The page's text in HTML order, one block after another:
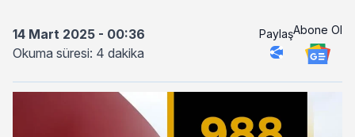
14 Mart 2025 - 00:36
Okuma süresi: 4 dakika
PaylaşAbone Ol